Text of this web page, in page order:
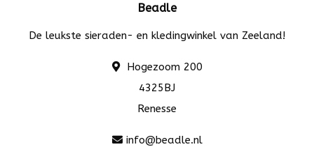
Beadle
De leukste sieraden- en kledingwinkel van Zeeland!
Hogezoom 200
4325BJ
Renesse
info@beadle.nl